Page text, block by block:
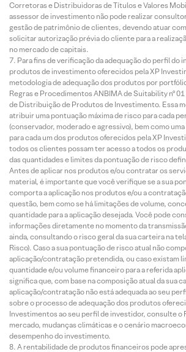
Corretoras e Distribuidoras de Títulos e Valores
assessor de investimento não pode realizar
gestão de patrimônio de clientes, devendo atuar
solicitar autorização prévia do cliente para a
no mercado de capitais.
Para fins de verificação da adequação do perfil do
produtos de investimento oferecidos pela XP
metodologia de adequação dos produtos por
Regras e Procedimentos ANBIMA de Suitability nº
de Distribuição de Produtos de Investimento. Essa
atribuir uma pontuação máxima de risco para cada
(conservador, moderado e agressivo), bem como
para cada um dos produtos oferecidos pela XP
todos os clientes possam ter acesso a todos os
das quantidades e limites da pontuação de risco
Antes de aplicar nos produtos e/ou contratar os
material, é importante que você verifique se a sua
comporta a aplicação nos produtos e/ou a
questão, bem como se há limitações de volume,
quantidade para a aplicação desejada. Você pode
informações diretamente no momento da
ainda, consultando o risco geral da sua carteira na
Risco). Caso a sua pontuação de risco atual não
aplicação/contratação pretendida, ou caso existam
quantidade e/ou volume financeiro para a referida
significa que, com base na composição atual da sua
aplicação/contratação não está adequada ao seu
sobre o processo de adequação dos produtos
Investimentos ao seu perfil de investidor, consulte o
mercado, mudanças climáticas e o cenário
desempenho do investimento.
A rentabilidade de produtos financeiros pode